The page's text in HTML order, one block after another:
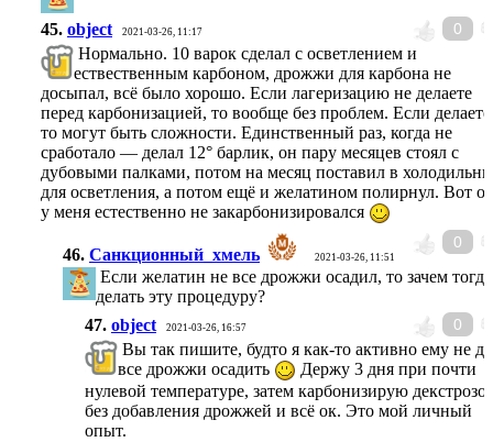
0
45. object 2021-03-26, 11:17
Нормально. 10 варок сделал с осветлением и
ествественным карбоном, дрожжи для карбона не
досыпал, всё было хорошо. Если лагеризацию не делаете
перед карбонизацией, то вообще без проблем. Если
то могут быть сложности. Единственный раз, когда не
сработало — делал 12° барлик, он пару месяцев стоял с
дубовыми палками, потом на месяц поставил в
для осветления, а потом ещё и желатином полирнул. Вот
у меня естественно не закарбонизировался
0
46. Санкционный_хмель 2021-03-26, 11:51
Если желатин не все дрожжи осадил, то зачем тогда
делать эту процедуру?
0
47. object 2021-03-26, 16:57
Вы так пишите, будто я как-то активно ему не
все дрожжи осадить
Держу 3 дня при почти
нулевой температуре, затем карбонизирую
без добавления дрожжей и всё ок. Это мой личный
опыт.